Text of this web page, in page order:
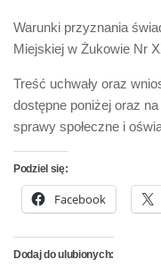
Warunki przyznania
Miejskiej w Żukowie Nr
Treść uchwały oraz
dostępne poniżej oraz na
sprawy społeczne i
Podziel się:
Facebook
Dodaj do ulubionych: